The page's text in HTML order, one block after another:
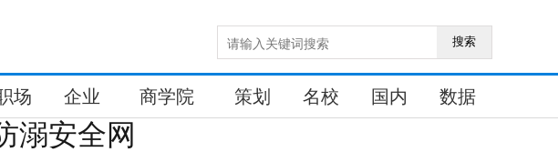
搜索
场 企业 商学院 策划 名校 国内 数据
溺安全网